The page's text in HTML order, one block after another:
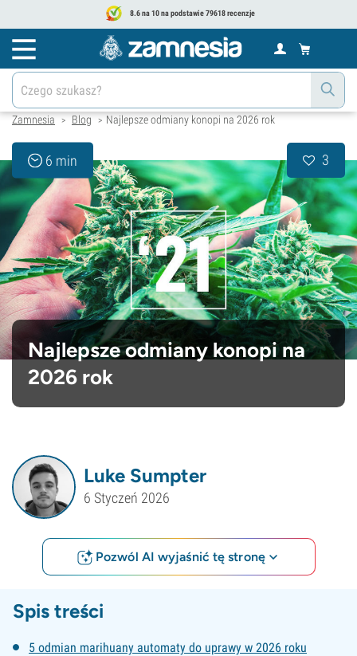
8.6 na 10 na podstawie 79618 recenzje
Zamnesia > Blog > Najlepsze odmiany konopi na 2026 rok
6 min 3
Najlepsze odmiany konopi na
2026 rok
Luke Sumpter
6 Styczeń 2026
Pozwól AI wyjaśnić tę stronę
Spis treści
5 odmian marihuany automaty do uprawy w 2026 roku